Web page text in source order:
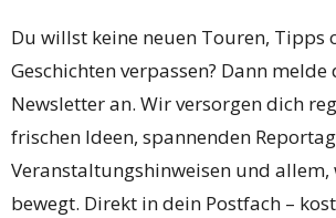
Du willst keine neuen Touren, Tipps
Geschichten verpassen? Dann
Newsletter an. Wir versorgen dich
frischen Ideen, spannenden
Veranstaltungshinweisen und
bewegt. Direkt in dein Postfach –